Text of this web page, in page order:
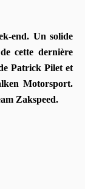
end. Un solide
cette dernière
Patrick Pilet et
Motorsport.
Zakspeed.